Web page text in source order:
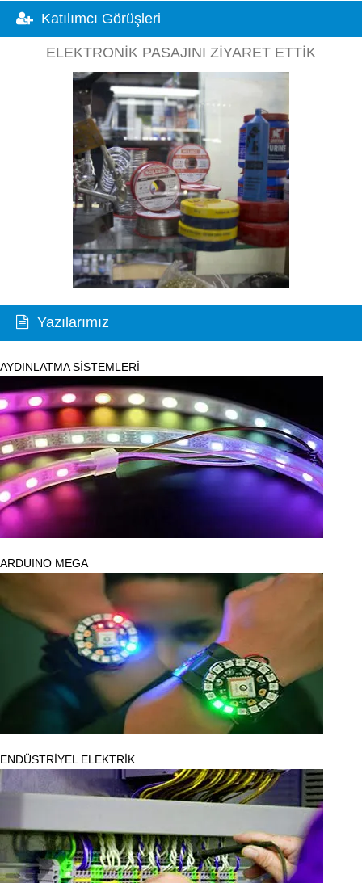
Katılımcı Görüşleri
ELEKTRONIK PASAJINI ZIYARET ETTIK
Yazılarımız
AYDINLATMA SİSTEMLERİ
ARDUINO MEGA
ENDÜSTRİYEL ELEKTRİK